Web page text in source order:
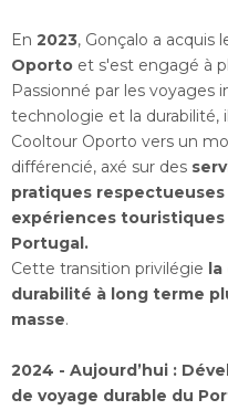
En 2023, Gonçalo a acquis
Oporto et s'est engagé à
Passionné par les voyages
technologie et la durabilité,
Cooltour Oporto vers un
différencié, axé sur des
pratiques
expériences touristiques
Portugal.
Cette transition privilégie la
durabilité à long terme
masse.
2024 - Aujourd’hui :
de voyage durable du